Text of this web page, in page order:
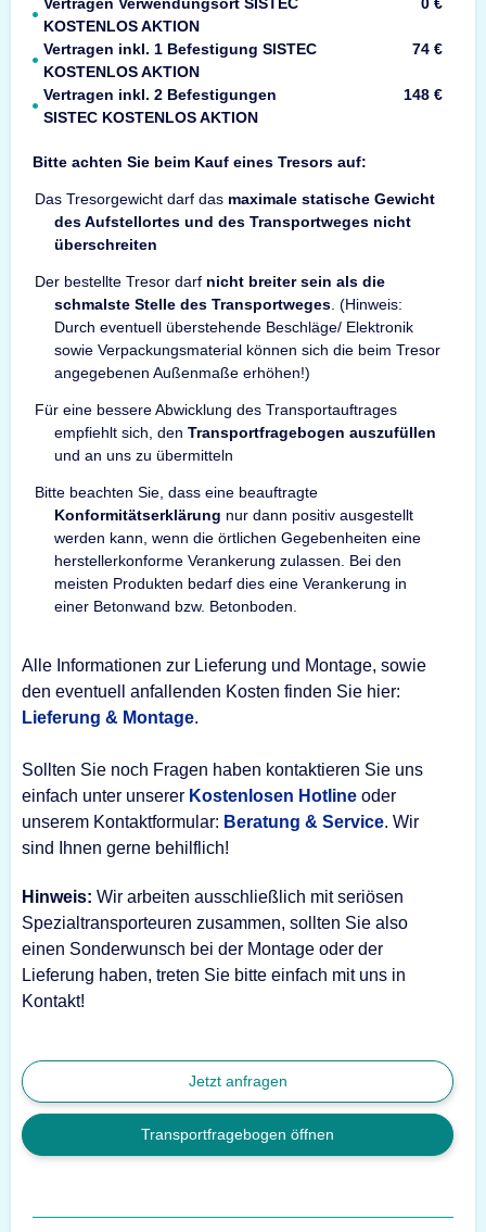
KOSTENLOS AKTION
Vertragen inkl. 1 Befestigung SISTEC
KOSTENLOS AKTION
74 €
Vertragen inkl. 2 Befestigungen
SISTEC KOSTENLOS AKTION
148 €
Bitte achten Sie beim Kauf eines Tresors auf:
Das Tresorgewicht darf das maximale statische Gewicht
des Aufstellortes und des Transportweges nicht
überschreiten
Der bestellte Tresor darf nicht breiter sein als die
schmalste Stelle des Transportweges . (Hinweis:
Durch eventuell überstehende Beschläge/ Elektronik
sowie Verpackungsmaterial können sich die beim Tresor
angegebenen Außenmaße erhöhen!)
Für eine bessere Abwicklung des Transportauftrages
empfiehlt sich, den Transportfragebogen auszufüllen
und an uns zu übermitteln
Bitte beachten Sie, dass eine beauftragte
Konformitätserklärung nur dann positiv ausgestellt
werden kann, wenn die örtlichen Gegebenheiten eine
herstellerkonforme Verankerung zulassen. Bei den
meisten Produkten bedarf dies eine Verankerung in
einer Betonwand bzw. Betonboden.
Alle Informationen zur Lieferung und Montage, sowie
den eventuell anfallenden Kosten finden Sie hier:
Lieferung & Montage.
Sollten Sie noch Fragen haben kontaktieren Sie uns
einfach unter unserer Kostenlosen Hotline oder
unserem Kontaktformular: Beratung & Service. Wir
sind Ihnen gerne behilflich!
Hinweis: Wir arbeiten ausschließlich mit seriösen
Spezialtransporteuren zusammen, sollten Sie also
einen Sonderwunsch bei der Montage oder der
Lieferung haben, treten Sie bitte einfach mit uns in
Kontakt!
Jetzt anfragen
Transportfragebogen öffnen